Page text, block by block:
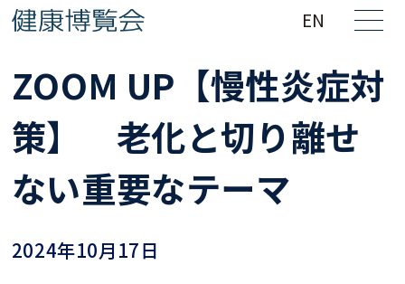
EN
ZOOM UP【慢性炎症対
策】 老化と切り離せ
ない重要なテーマ
2024年10月17日